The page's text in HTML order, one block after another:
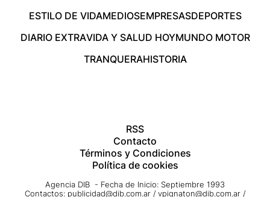
ESTILO DE VIDAMEDIOSEMPRESASDEPORTES
DIARIO EXTRAVIDA Y SALUD HOYMUNDO MOTOR
TRANQUERAHISTORIA
RSS
Contacto
Términos y Condiciones
Política de cookies
Agencia DIB - Fecha de Inicio: Septiembre 1993
Contactos: publicidad@dib.com.ar / vpignaton@dib.com.ar /